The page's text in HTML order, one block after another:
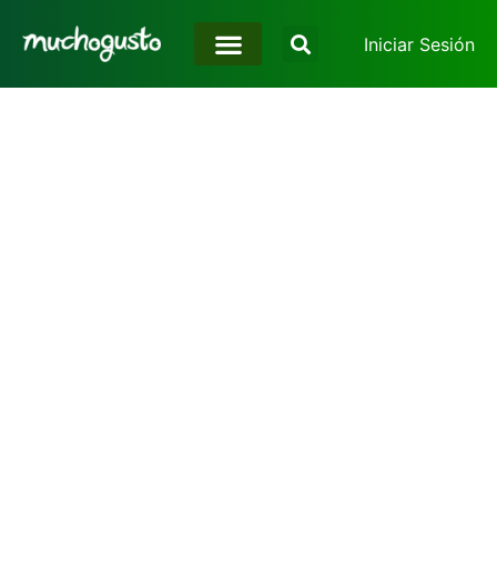
Iniciar Sesión